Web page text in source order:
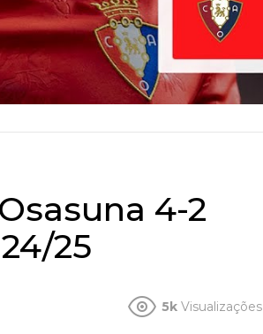
4-2
25
5k Visualizações